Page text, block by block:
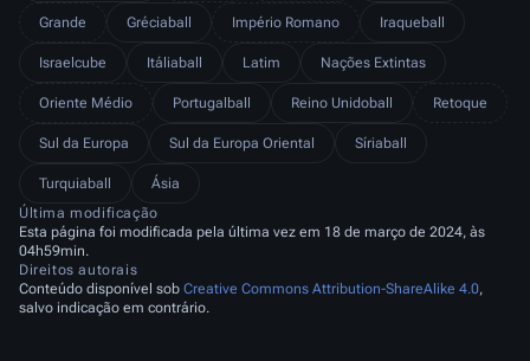
Grande Gréciaball Império Romano Iraqueball
Israelcube Itáliaball Latim Nações Extintas
Oriente Médio Portugalball Reino Unidoball Retoque
Sul da Europa Sul da Europa Oriental Síriaball
Turquiaball
Ásia
Última modificação
Esta página foi modificada pela última vez em 18 de março de 2024, às
04h59min.
Direitos autorais
Conteúdo disponível sob Creative Commons Attribution-ShareAlike 4.0,
salvo indicação em contrário.